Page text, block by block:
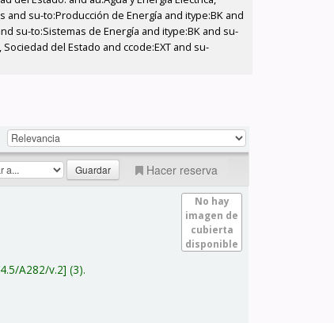
and su-to:Producción de Energía and itype:BK and
su-to:Sistemas de Energía and itype:BK and su-
del Estado and ccode:EXT and su-
Hacer reserva
No hay
imagen de
cubierta
disponible
A282/v.2 (3).